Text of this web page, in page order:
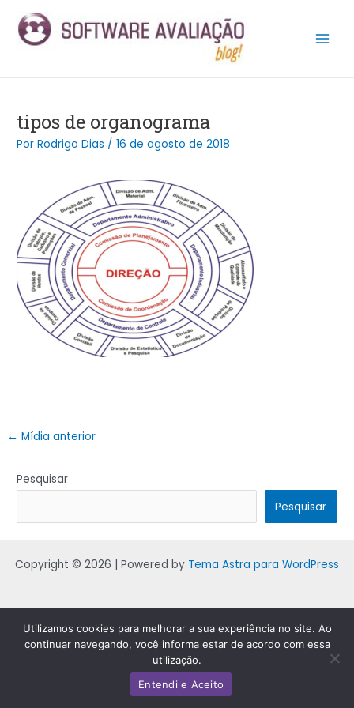
para
tipos de organograma
PorRodrigo Dias /16 de agosto de 2018
navigation
← Mídia anterior
Pesquisar
Pesquisar
Copyright © 2026 | Powered by Tema Astra para WordPress
Utilizamos cookies para melhorar a sua experiência no site. Ao
continuar navegando, você informa estar de acordo com essa
utilização.
Entendi e Aceito